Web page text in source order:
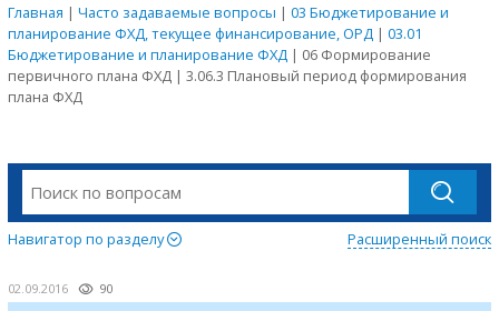
Главная | Часто задаваемые вопросы | 03 Бюджетирование и
планирование ФХД, текущее финансирование, ОРД | 03.01
Бюджетирование и планирование ФХД | 06 Формирование
первичного плана ФХД | 3.06.3 Плановый период формирования
плана ФХД
Навигатор по разделу Расширенный поиск
02.09.2016 90